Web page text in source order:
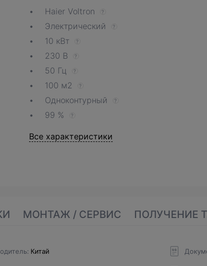
Haier Voltron ?
Электрический ?
10 кВт ?
230 В ?
50 Гц ?
100 м2 ?
Одноконтурный ?
99 % ?
Все характеристики
МОНТАЖ / СЕРВИС ПОЛУЧЕНИЕ
Китай